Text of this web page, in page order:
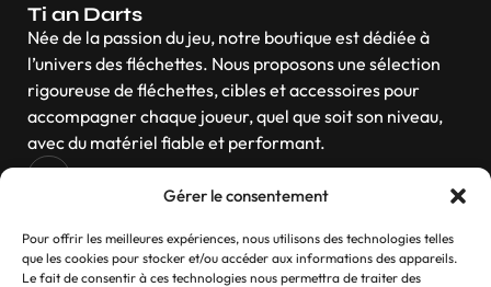
Gérer le consentement
Pour offrir les meilleures expériences, nous utilisons des technologies telles
que les cookies pour stocker et/ou accéder aux informations des appareils.
Le fait de consentir à ces technologies nous permettra de traiter des
Ti an Darts
Née de la passion du jeu, notre boutique est dédiée à
l’univers des fléchettes. Nous proposons une sélection
rigoureuse de fléchettes, cibles et accessoires pour
accompagner chaque joueur, quel que soit son niveau,
avec du matériel fiable et performant.
Navigation